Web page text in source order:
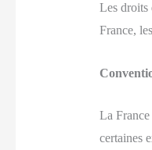
Les droits
France,
La
certaines